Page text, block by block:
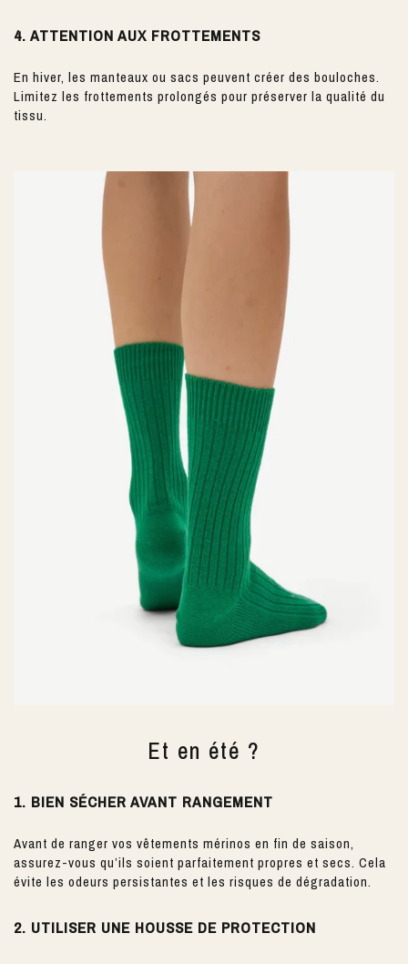
4. ATTENTION AUX FROTTEMENTS
En hiver, les manteaux ou sacs peuvent créer des bouloches.
Limitez les frottements prolongés pour préserver la qualité du
tissu.
Et en été ?
1. BIEN SÉCHER AVANT RANGEMENT
Avant de ranger vos vêtements mérinos en fin de saison,
assurez-vous qu’ils soient parfaitement propres et secs. Cela
évite les odeurs persistantes et les risques de dégradation.
2. UTILISER UNE HOUSSE DE PROTECTION